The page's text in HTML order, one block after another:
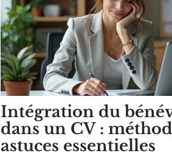
Intégration du
dans un CV :
astuces essentielles